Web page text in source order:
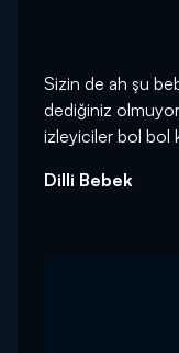
Sizin de ah şu
dediğiniz
izleyiciler bol bol
Dilli Bebek